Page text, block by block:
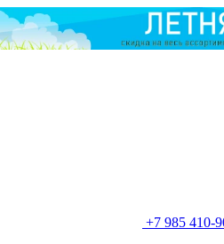
+7 985 410-